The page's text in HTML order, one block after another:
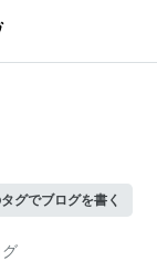
グでブログを書く